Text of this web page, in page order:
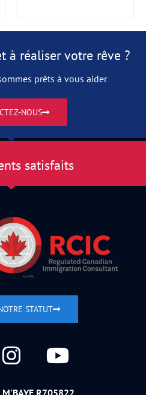
à réaliser votre rêve ?
prêts à vous aider
NOUS
satisfaits
STATUT
M'BAYE R705822